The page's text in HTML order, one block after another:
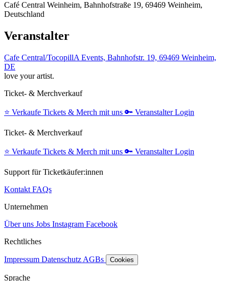
Café Central Weinheim, Bahnhofstraße 19, 69469 Weinheim,
Deutschland
Veranstalter
Cafe Central/TocopillA Events, Bahnhofstr. 19, 69469 Weinheim,
DE
love your artist.
Ticket- & Merchverkauf
⭐️ Verkaufe Tickets & Merch mit uns 🔑 Veranstalter Login
Ticket- & Merchverkauf
⭐️ Verkaufe Tickets & Merch mit uns 🔑 Veranstalter Login
Support für Ticketkäufer:innen
Kontakt FAQs
Unternehmen
Über uns Jobs Instagram Facebook
Rechtliches
Impressum Datenschutz AGBs Cookies
Sprache